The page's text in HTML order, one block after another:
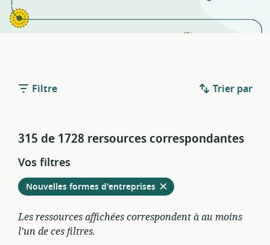
Filtre Trier par
315 de 1728 rersources correspondantes
Vos filtres
Retirer
Nouvelles formes d'entreprisesà
partir
filtres
Les ressources affichées correspondent à au moins
l'un de ces filtres.